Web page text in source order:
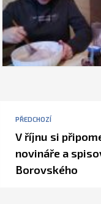
PŘEDCHOZÍ
V říjnu si
novináře a
Borovského